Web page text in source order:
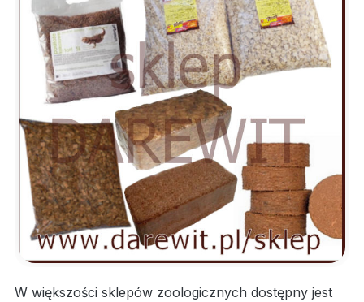
W większości sklepów zoologicznych dostępny jest